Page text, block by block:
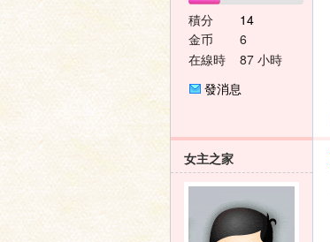
積分
14
金币
6
在線時
87 小時
發消息
女主之家